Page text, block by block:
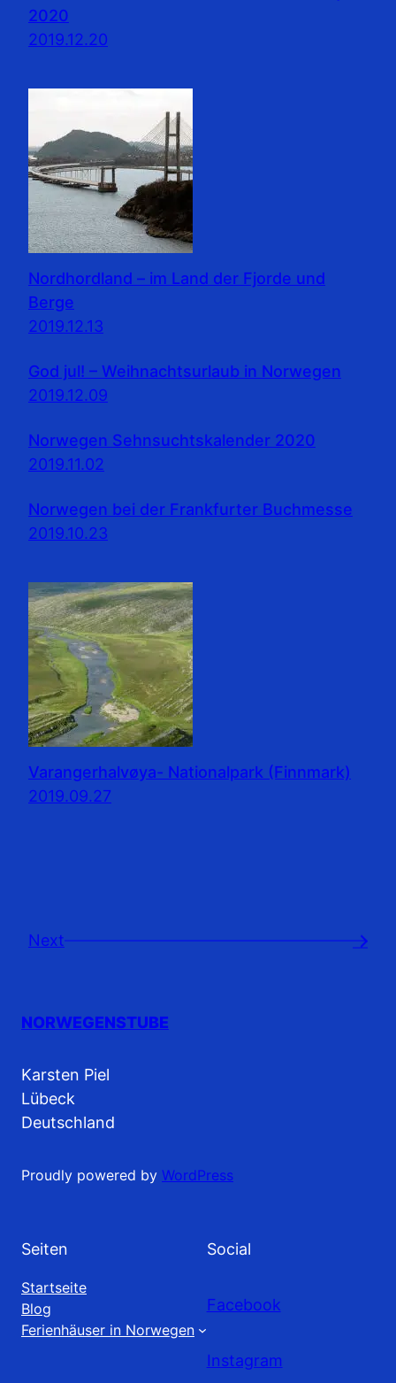
2020
2019.12.20
Nordhordland – im Land der Fjorde und
Berge
2019.12.13
God jul! – Weihnachtsurlaub in Norwegen
2019.12.09
Norwegen Sehnsuchtskalender 2020
2019.11.02
Norwegen bei der Frankfurter Buchmesse
2019.10.23
Varangerhalvøya- Nationalpark (Finnmark)
2019.09.27
Next →
NORWEGENSTUBE
Karsten Piel
Lübeck
Deutschland
Proudly powered by WordPress
Seiten
Startseite
Blog
Ferienhäuser in Norwegen
Social
Facebook
Instagram